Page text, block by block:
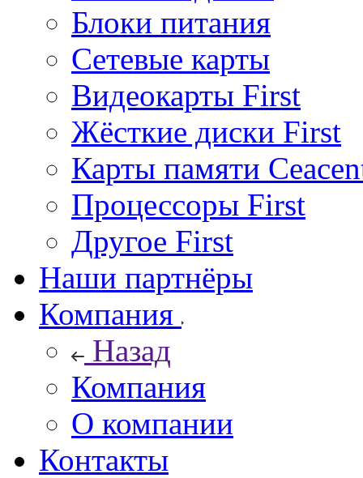
Блоки питания
Сетевые карты
Видеокарты First
Жёсткие диски First
Карты памяти
Процессоры First
Другое First
Наши партнёры
Компания
Назад
Компания
О компании
Контакты